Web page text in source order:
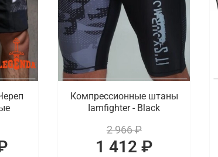
Компрессионные штаны
Iamfighter - Black
2 966 ₽
1 412 ₽